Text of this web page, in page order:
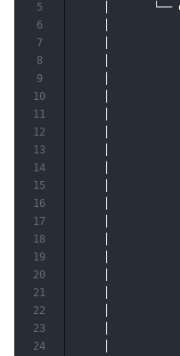
│       └──
│
│
│
│
│
│
│
│
│
│
│
│
│
│
│
│
│
│
│
5
6
7
8
9
10
11
12
13
14
15
16
17
18
19
20
21
22
23
24